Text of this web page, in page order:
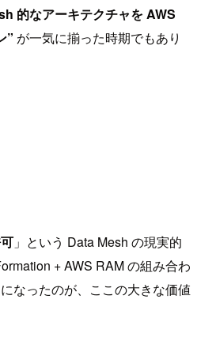
的なアーキテクチャを AWS
” が一気に揃った時期でもあり
」という Data Mesh の現実的
+ AWS RAM の組み合わ
なったのが、ここの大きな価値